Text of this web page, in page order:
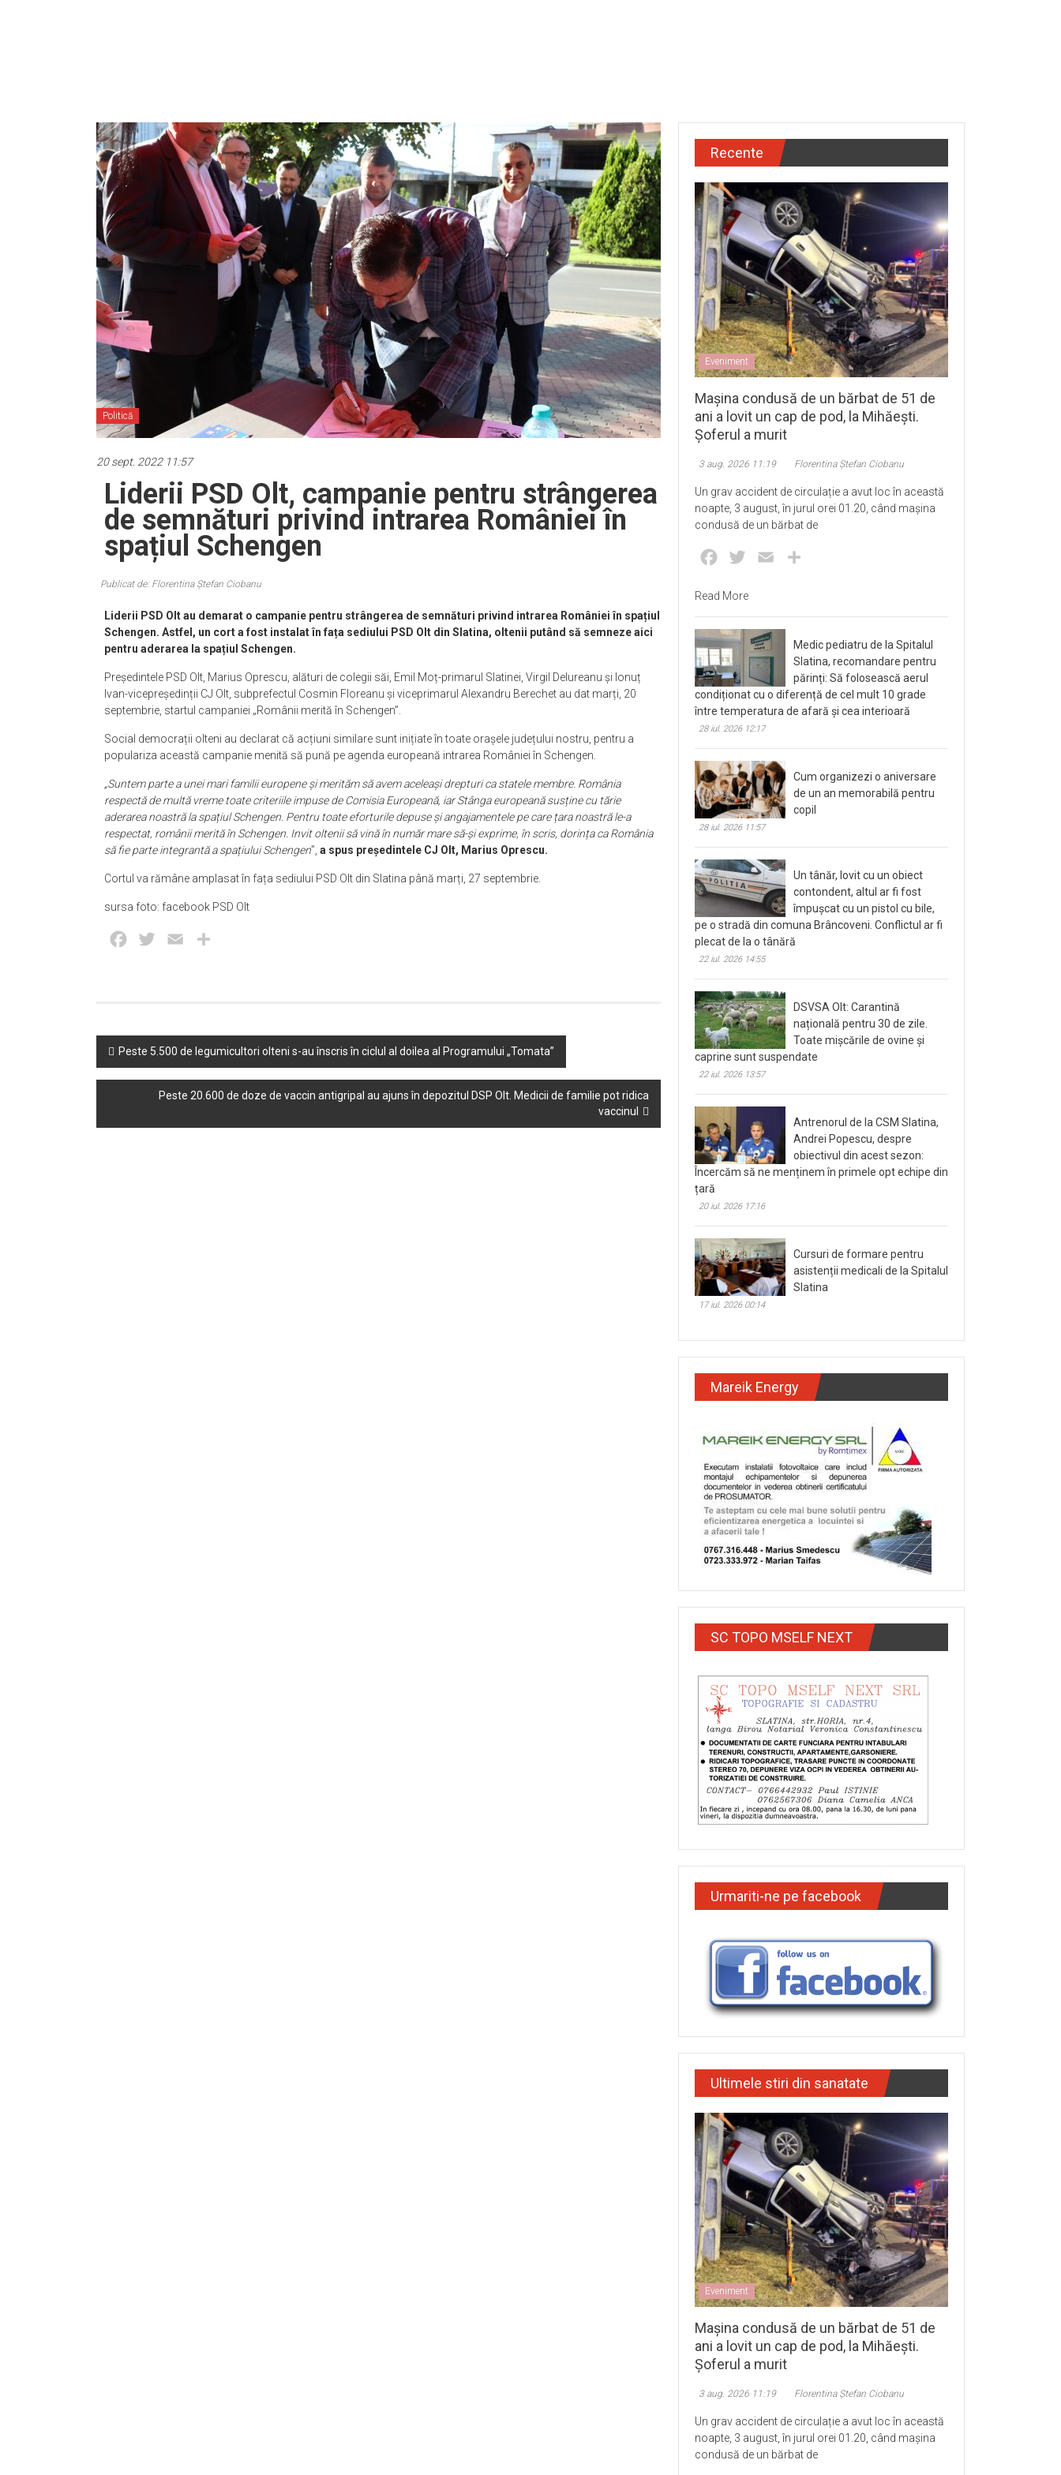
Politică
20 sept. 2022 11:57
Liderii PSD Olt, campanie pentru strângerea
de semnături privind intrarea României în
spațiul Schengen
Publicat de: Florentina Ștefan Ciobanu
Liderii PSD Olt au demarat o campanie pentru strângerea de semnături privind intrarea României în spațiul
Schengen. Astfel, un cort a fost instalat în fața sediului PSD Olt din Slatina, oltenii putând să semneze aici
pentru aderarea la spațiul Schengen.
Președintele PSD Olt, Marius Oprescu, alături de colegii săi, Emil Moț-primarul Slatinei, Virgil Delureanu și Ionuț
Ivan-vicepreședinții CJ Olt, subprefectul Cosmin Floreanu și viceprimarul Alexandru Berechet au dat marți, 20
septembrie, startul campaniei „Românii merită în Schengen”.
Social democrații olteni au declarat că acțiuni similare sunt inițiate în toate orașele județului nostru, pentru a
populariza această campanie menită să pună pe agenda europeană intrarea României în Schengen.
„Suntem parte a unei mari familii europene și merităm să avem aceleași drepturi ca statele membre. România
respectă de multă vreme toate criteriile impuse de Comisia Europeană, iar Stânga europeană susține cu tărie
aderarea noastră la spațiul Schengen. Pentru toate eforturile depuse și angajamentele pe care țara noastră le-a
respectat, românii merită în Schengen. Invit oltenii să vină în număr mare să-și exprime, în scris, dorința ca România
să fie parte integrantă a spațiului Schengen”, a spus președintele CJ Olt, Marius Oprescu.
Cortul va rămâne amplasat în fața sediului PSD Olt din Slatina până marți, 27 septembrie.
sursa foto: facebook PSD Olt
Facebook
Twitter Email
Post
navigation
Peste 5.500 de legumicultori olteni s-au înscris în ciclul al doilea al Programului „Tomata”
Peste 20.600 de doze de vaccin antigripal au ajuns în depozitul DSP Olt. Medicii de familie pot ridica
vaccinul
Recente
Eveniment
Mașina condusă de un bărbat de 51 de
ani a lovit un cap de pod, la Mihăești.
Șoferul a murit
3 aug. 2026 11:19 Florentina Ștefan Ciobanu
Un grav accident de circulație a avut loc în această
noapte, 3 august, în jurul orei 01.20, când mașina
condusă de un bărbat de
Facebook
Twitter Email
Read More
Medic pediatru de la Spitalul
Slatina, recomandare pentru
părinți: Să folosească aerul
condiționat cu o diferență de cel mult 10 grade
între temperatura de afară și cea interioară
28 iul. 2026 12:17
Cum organizezi o aniversare
de un an memorabilă pentru
copil
28 iul. 2026 11:57
Un tânăr, lovit cu un obiect
contondent, altul ar fi fost
împușcat cu un pistol cu bile,
pe o stradă din comuna Brâncoveni. Conflictul ar fi
plecat de la o tânără
22 iul. 2026 14:55
DSVSA Olt: Carantină
națională pentru 30 de zile.
Toate mișcările de ovine și
caprine sunt suspendate
22 iul. 2026 13:57
Antrenorul de la CSM Slatina,
Andrei Popescu, despre
obiectivul din acest sezon:
Încercăm să ne menținem în primele opt echipe din
țară
20 iul. 2026 17:16
Cursuri de formare pentru
asistenții medicali de la Spitalul
Slatina
17 iul. 2026 00:14
Mareik Energy
SC TOPO MSELF NEXT
Urmariti-ne pe facebook
Ultimele stiri din sanatate
Eveniment
Mașina condusă de un bărbat de 51 de
ani a lovit un cap de pod, la Mihăești.
Șoferul a murit
3 aug. 2026 11:19 Florentina Ștefan Ciobanu
Un grav accident de circulație a avut loc în această
noapte, 3 august, în jurul orei 01.20, când mașina
condusă de un bărbat de